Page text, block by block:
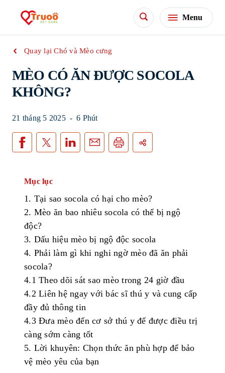
Menu
Quay lại Chó và Mèo cưng
MÈO CÓ ĂN ĐƯỢC SOCOLA
KHÔNG?
21 tháng 5 2025 - 6 Phút
Mục lục
1. Tại sao socola có hại cho mèo?
2. Mèo ăn bao nhiêu socola có thể bị ngộ
độc?
3. Dấu hiệu mèo bị ngộ độc socola
4. Phải làm gì khi nghi ngờ mèo đã ăn phải
socola?
4.1 Theodõi sát sao mèo trong 24 giờ đầu
4.2 Liênhệ ngay với bác sĩ thúy và cung cấp
đầy đủ thông tin
4.3 Đưa mèo đến cơ sở thú y để được điều trị
càng sớm càng tốt
5. Lời khuyên: Chọn thức ăn phù hợp để bảo
vệ mèo yêu của bạn